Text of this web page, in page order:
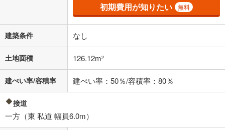
初期費用が知りたい 無料
建築条件 なし
土地面積 126.12m2
建ぺい率/容積率 建ぺい率：50％/容積率：80％
接道
一方（東 私道 幅員6.0m）